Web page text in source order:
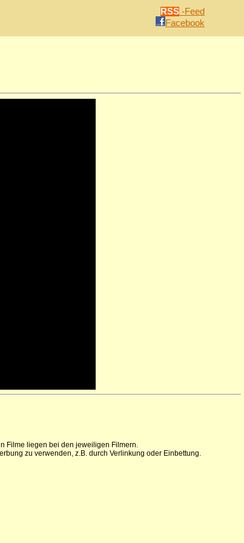
RSS -Feed
Facebook
Filme liegen bei den jeweiligen Filmern.
zu verwenden, z.B. durch Verlinkung oder Einbettung.